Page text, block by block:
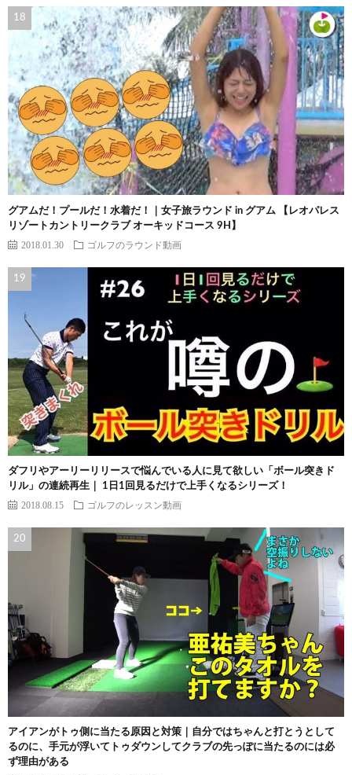
グアムだ！プールだ！水着だ！｜女子旅ラウンド in グアム 【レオパレス
リゾートカントリークラブ オーキッドコース 9H】
2018.01.30 ゴルフのラウンド動画
ダフリやアーリーリリースで悩んでいる人に見て欲しい「ボール突きド
リル」の連続再生｜ 1日1回見るだけで上手くなるシリーズ！
2018.08.15 ゴルフのレッスン動画
アイアンがトゥ側に当たる原因と対策｜自分ではちゃんと打とうとして
るのに、手元が浮いてトゥダウンしてクラブの先っぽに当たるのには必
ず理由がある